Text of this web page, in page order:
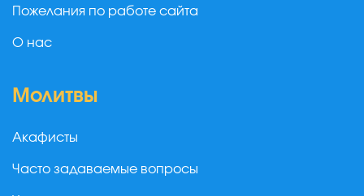
Пожелания по работе сайта
О нас
Молитвы
Акафисты
Часто задаваемые вопросы